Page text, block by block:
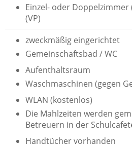
Einzel- oder Doppelzimmer
(VP)
zweckmäßig eingerichtet
Gemeinschaftsbad / WC
Aufenthaltsraum
Waschmaschinen (gegen
WLAN (kostenlos)
Die Mahlzeiten werden
Betreuern in der
Handtücher vorhanden